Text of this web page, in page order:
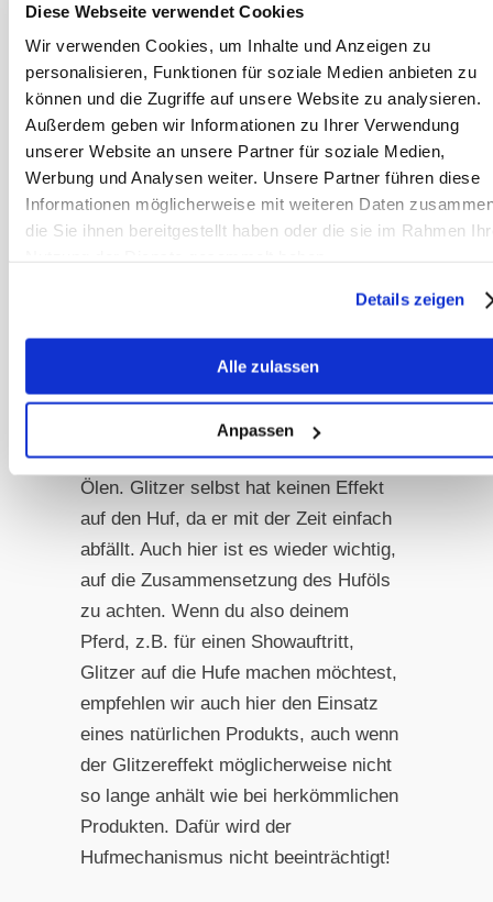
Diese Webseite verwendet Cookies
Wir verwenden Cookies, um Inhalte und Anzeigen zu
personalisieren, Funktionen für soziale Medien anbieten zu
können und die Zugriffe auf unsere Website zu analysieren.
Außerdem geben wir Informationen zu Ihrer Verwendung
unserer Website an unsere Partner für soziale Medien,
Werbung und Analysen weiter. Unsere Partner führen diese
Informationen möglicherweise mit weiteren Daten
die Sie ihnen bereitgestellt haben oder die sie im Rahmen
Details zeigen
Alle zulassen
Anpassen
verursacht sein kann, die häufig
wiederum auch mit Strahlfäule oder
subklinischer Hufrehe einhergehen. Es
hilft hier also nicht, den Huf behandeln
oder „glattschmirgeln“ zu wollen,
sondern man muss sich anschauen,
wo es im Stoffwechsel schief läuft und
das therapieren, dann normalisiert
bzw. Glitzerlack auf sich?
Diesen Nagellack kann man auf
verschiedene Arten herstellen, sowohl
mit Mineralöl als auch mit natürlichen
Ölen. Glitzer selbst hat keinen Effekt
auf den Huf, da er mit der Zeit einfach
abfällt. Auch hier ist es wieder wichtig,
auf die Zusammensetzung des Huföls
zu achten. Wenn du also deinem
Pferd, z.B. für einen Showauftritt,
Glitzer auf die Hufe machen möchtest,
empfehlen wir auch hier den Einsatz
eines natürlichen Produkts, auch wenn
der Glitzereffekt möglicherweise nicht
so lange anhält wie bei herkömmlichen
Produkten. Dafür wird der
Hufmechanismus nicht beeinträchtigt!